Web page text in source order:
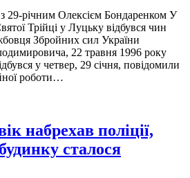
29-річним Олексієм Бондаренком У
Трійці у Луцьку відбувся чин
Збройних сил України
22 травня 1996 року
у четвер, 29 січня, повідомили
роботи…
набрехав поліції,
сталося